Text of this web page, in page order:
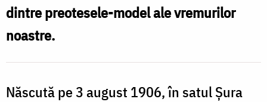
dintre preotesele-model ale vremurilor
noastre.
Născută pe 3 august 1906, în satul Șura